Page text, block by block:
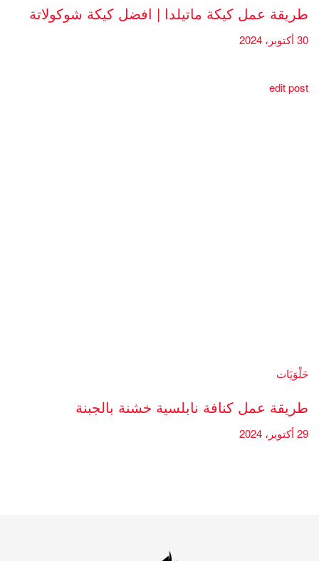
طريقة عمل كيكة ماتيلدا | افضل كيكة شوكولاتة
30 أكتوبر، 2024
edit post
حَلْوَيَات
طريقة عمل كنافة نابلسية خشنة بالجبنة
29 أكتوبر، 2024